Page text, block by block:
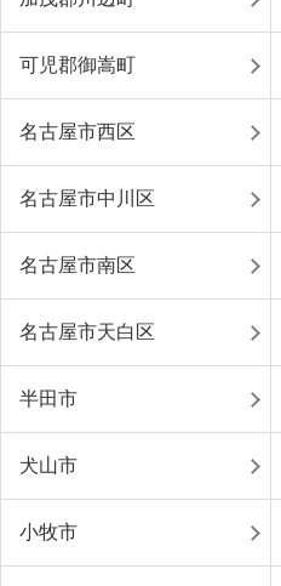
可児郡御嵩町
名古屋市西区
名古屋市中川区
名古屋市南区
名古屋市天白区
半田市
犬山市
小牧市